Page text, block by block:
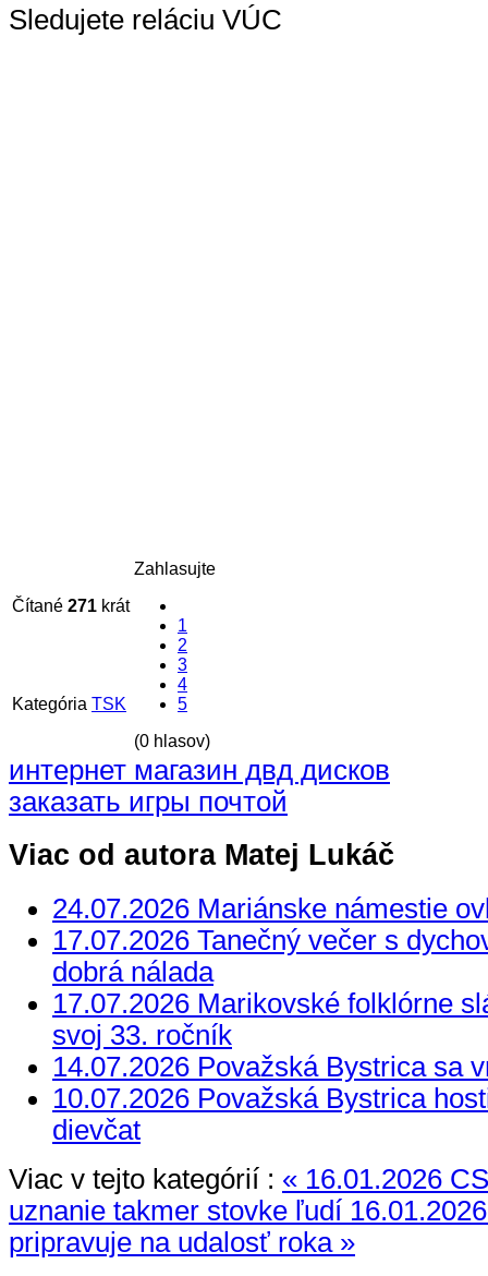
Sledujete reláciu VÚC
Čítané 271 krát
Zahlasujte
1
2
3
4
5
(0 hlasov)
Kategória TSK
интернет магазин двд дисков
заказать игры почтой
Viac od autora Matej Lukáč
24.07.2026 Mariánske námestie
17.07.2026 Tanečný večer s
dobrá nálada
17.07.2026 Marikovské folklórne
svoj 33. ročník
14.07.2026 Považská Bystrica sa
10.07.2026 Považská Bystrica
dievčat
Viac v tejto kategórií : « 16.01.2026
uznanie takmer stovke ľudí
pripravuje na udalosť roka »